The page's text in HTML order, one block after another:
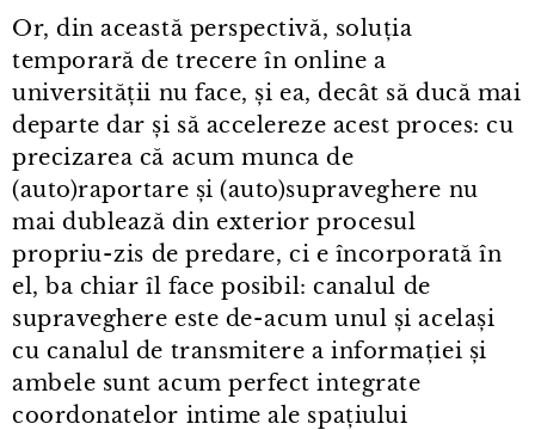
Or, din această perspectivă, soluția
temporară de trecere în online a
universității nu face, și ea, decât să ducă mai
departe dar și să accelereze acest proces: cu
precizarea că acum munca de
(auto)raportare și (auto)supraveghere nu
mai dublează din exterior procesul
propriu⁠-⁠zis de predare, ci e încorporată în
el, ba chiar îl face posibil: canalul de
supraveghere este de⁠-⁠acum unul și același
cu canalul de transmitere a informației și
ambele sunt acum perfect integrate
coordonatelor intime ale spațiului